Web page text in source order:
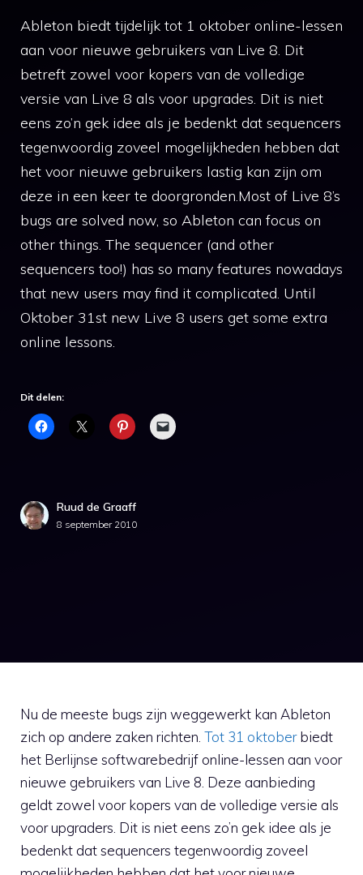
Ableton biedt tijdelijk tot 1 oktober online-lessen
aan voor nieuwe gebruikers van Live 8. Dit
betreft zowel voor kopers van de volledige
versie van Live 8 als voor upgrades. Dit is niet
eens zo’n gek idee als je bedenkt dat sequencers
tegenwoordig zoveel mogelijkheden hebben dat
het voor nieuwe gebruikers lastig kan zijn om
deze in een keer te doorgronden.Most of Live 8’s
bugs are solved now, so Ableton can focus on
other things. The sequencer (and other
sequencers too!) has so many features nowadays
that new users may find it complicated. Until
Oktober 31st new Live 8 users get some extra
online lessons.
Dit delen:
Ruud de Graaff
8 september 2010
Nu de meeste bugs zijn weggewerkt kan Ableton
zich op andere zaken richten. Tot 31 oktoberbiedt
het Berlijnse softwarebedrijf online-lessen aan voor
nieuwe gebruikers van Live 8. Deze aanbieding
geldt zowel voor kopers van de volledige versie als
voor upgraders. Dit is niet eens zo’n gek idee als je
bedenkt dat sequencers tegenwoordig zoveel